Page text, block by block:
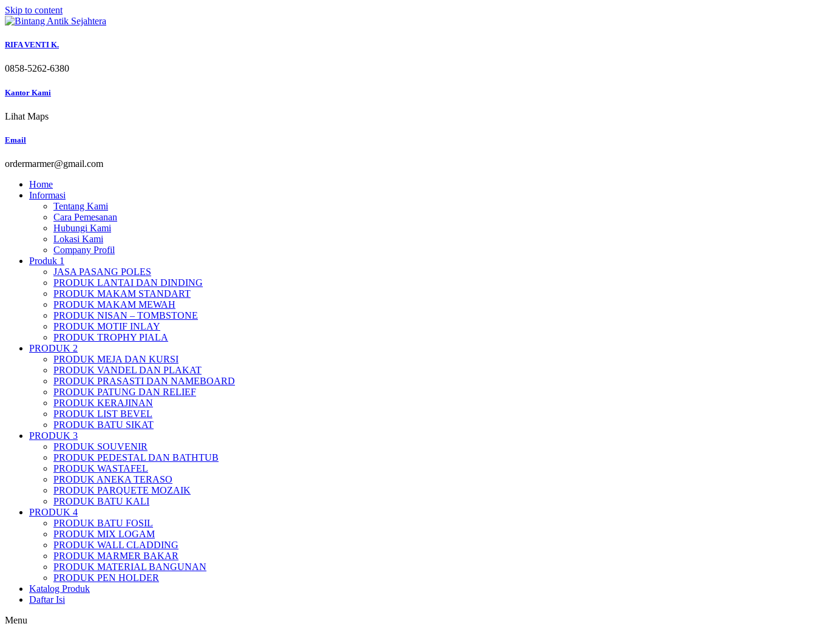
Skip to content
RIFA VENTI K.
0858-5262-6380
Kantor Kami
Lihat Maps
Email
ordermarmer@gmail.com
Home
Informasi
Tentang Kami
Cara Pemesanan
Hubungi Kami
Lokasi Kami
Company Profil
Produk 1
JASA PASANG POLES
PRODUK LANTAI DAN DINDING
PRODUK MAKAM STANDART
PRODUK MAKAM MEWAH
PRODUK NISAN – TOMBSTONE
PRODUK MOTIF INLAY
PRODUK TROPHY PIALA
PRODUK 2
PRODUK MEJA DAN KURSI
PRODUK VANDEL DAN PLAKAT
PRODUK PRASASTI DAN NAMEBOARD
PRODUK PATUNG DAN RELIEF
PRODUK KERAJINAN
PRODUK LIST BEVEL
PRODUK BATU SIKAT
PRODUK 3
PRODUK SOUVENIR
PRODUK PEDESTAL DAN BATHTUB
PRODUK WASTAFEL
PRODUK ANEKA TERASO
PRODUK PARQUETE MOZAIK
PRODUK BATU KALI
PRODUK 4
PRODUK BATU FOSIL
PRODUK MIX LOGAM
PRODUK WALL CLADDING
PRODUK MARMER BAKAR
PRODUK MATERIAL BANGUNAN
PRODUK PEN HOLDER
Katalog Produk
Daftar Isi
Menu